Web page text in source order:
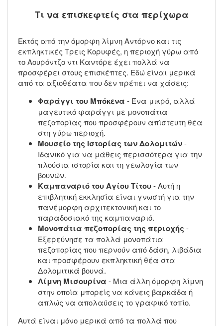
Τι να επισκεφτείς στα περίχωρα
Εκτός από την όμορφη λίμνη Αντόρνο και τις
εκπληκτικές Τρεις Κορυφές, η περιοχή γύρω από
το Αουρόντζο ντι Καντόρε έχει πολλά να
προσφέρει στους επισκέπτες. Εδώ είναι μερικά
από τα αξιοθέατα που δεν πρέπει να χάσεις:
Φαράγγι του Μπόκενα - Ένα μικρό, αλλά
μαγευτικό φαράγγι με μονοπάτια
πεζοπορίας που προσφέρουν απίστευτη θέα
στη γύρω περιοχή.
Μουσείο της Ιστορίας των Δολομιτών-
Ιδανικό για να μάθεις περισσότερα για την
πλούσια ιστορία και τη γεωλογία των
βουνών.
Καμπαναριό του Αγίου Τίτου- Αυτή η
επιβλητική εκκλησία είναι γνωστή για την
πανέμορφη αρχιτεκτονική και το
παραδοσιακό της καμπαναριό.
Μονοπάτια πεζοπορίας της περιοχής -
Εξερεύνησε τα πολλά μονοπάτια
πεζοπορίας που περνούν από δάση, λιβάδια
και προσφέρουν εκπληκτική θέα στα
Δολομιτικά βουνά.
Λίμνη Μισουρίνα - Μια άλλη όμορφη λίμνη
στην οποία μπορείς να κάνεις βαρκάδα ή
απλώς να απολαύσεις το γραφικό τοπίο.
Αυτά είναι μόνο μερικά από τα πολλά που